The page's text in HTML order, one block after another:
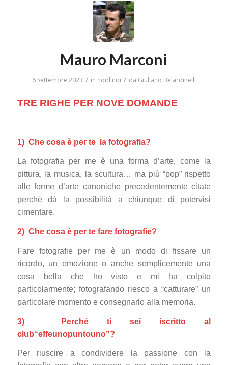
Mauro Marconi
6 Settembre 2023 / in noidinoi / da Giuliano Belardinelli
TRE RIGHE PER NOVE DOMANDE
1) Che cosa è per te la fotografia?
La fotografia per me è una forma d’arte, come la
pittura, la musica, la scultura… ma più “pop” rispetto
alle forme d’arte canoniche precedentemente citate
perchè dà la possibilità a chiunque di potervisi
cimentare.
2) Che cosa è per te fare fotografie?
Fare fotografie per me è un modo di fissare un
ricordo, un emozione o anche semplicemente una
cosa bella che ho visto e mi ha colpito
particolarmente; fotografando riesco a “catturare” un
particolare momento e consegnarlo alla memoria.
3) Perché ti sei iscritto al
club“effeunopuntouno”?
Per riuscire a condividere la passione con la